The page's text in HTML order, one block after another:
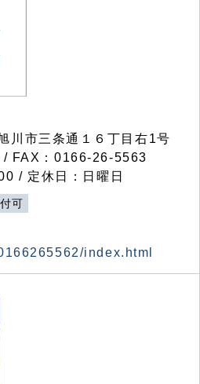
市三条通１６丁目右1号
FAX：0166-26-5563
/ 定休日：日曜日
可
index.html